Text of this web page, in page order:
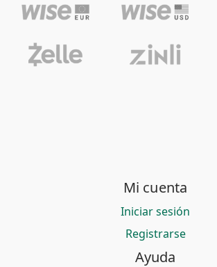
Mi cuenta
Iniciar sesión
Registrarse
Ayuda